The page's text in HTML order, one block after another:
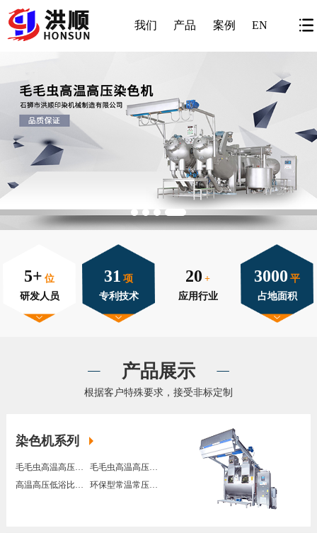
我们 产品 案例 EN
5+ 位
研发人员
31 项
专利技术
20 +
应用行业
3000 平
占地面积
产品展示
根据客户特殊要求，接受非标定制
染色机系列
毛毛虫高温高压外上走布染色机
毛毛虫高温高压下走布染色机
高温高压低浴比O型染色机
环保型常温常压染色机